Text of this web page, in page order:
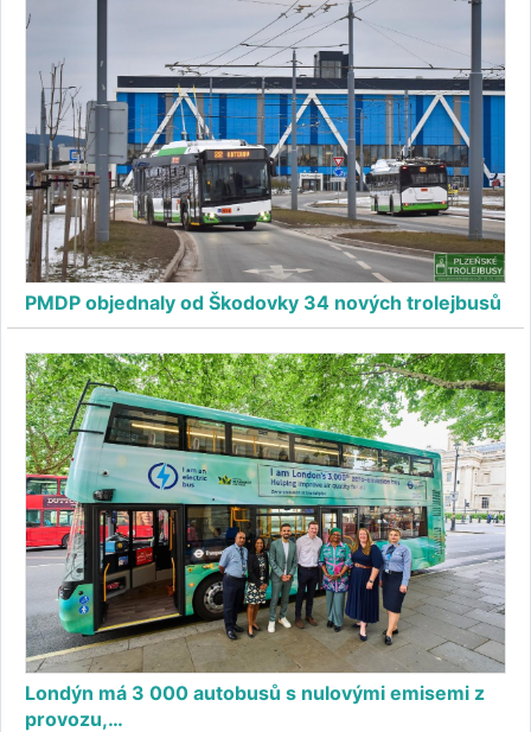
PMDP objednaly od Škodovky 34 nových trolejbusů
Londýn má 3 000 autobusů s nulovými emisemi z
provozu,…